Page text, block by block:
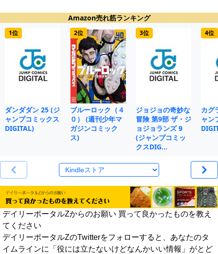
Amazon売れ筋ランキング
1位
ダンダダン 25 (ジ
ャンプコミックス
DIGITAL)
2位
ブルーロック（４
０） (週刊少年マ
ガジンコミック
ス)
3位
ジョジョの奇妙な
冒険 第9部 ザ・ジ
ョジョランズ 9
(ジャンプコミッ
クスDIG…
4位
カグ
ャン
デイリーポータルZからのお願い 買って良かったものを教え
てください
デイリーポータルZのTwitterをフォローすると、あなたのタ
イムラインに「役には立たないけどなんかいい情報」がとど